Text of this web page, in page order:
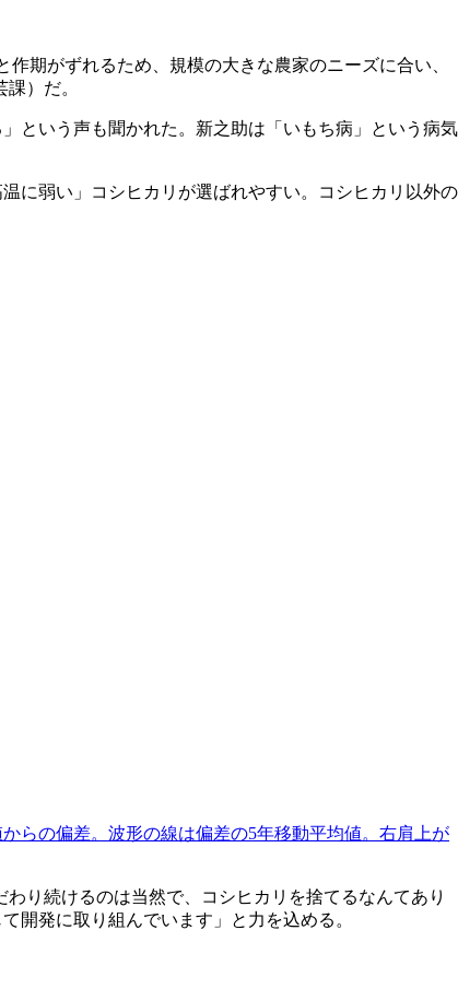
期がずれるため、規模の大きな農家のニーズに合い、
）だ。
という声も聞かれた。新之助は「いもち病」という病気
に弱い」コシヒカリが選ばれやすい。コシヒカリ以外の
らの偏差。波形の線は偏差の5年移動平均値。右肩上が
り続けるのは当然で、コシヒカリを捨てるなんてあり
開発に取り組んでいます」と力を込める。